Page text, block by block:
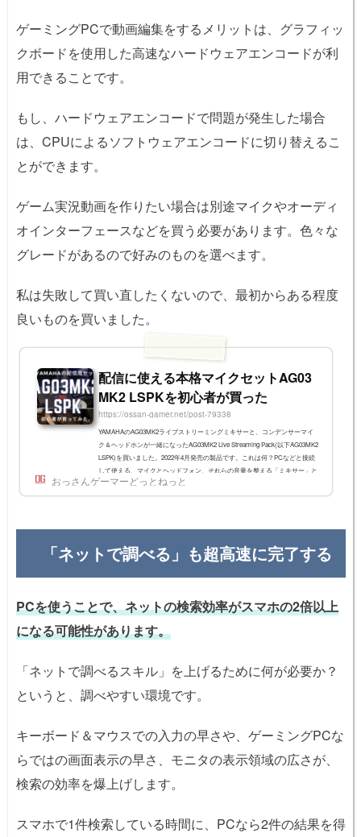
ゲーミングPCで動画編集をするメリットは、グラフィッ
クボードを使用した高速なハードウェアエンコードが利
用できることです。
もし、ハードウェアエンコードで問題が発生した場合
は、CPUによるソフトウェアエンコードに切り替えるこ
とができます。
ゲーム実況動画を作りたい場合は別途マイクやオーディ
オインターフェースなどを買う必要があります。色々な
グレードがあるので好みのものを選べます。
私は失敗して買い直したくないので、最初からある程度
良いものを買いました。
配信に使える本格マイクセットAG03
MK2 LSPKを初心者が買った
https://ossan-gamer.net/post-79338
YAMAHAのAG03MK2ライブストリーミングミキサーと、コンデンサーマイ
ク＆ヘッドホンが一緒になったAG03MK2 Live Streaming Pack(以下AG03MK2
LSPK)を買いました。2022年4月発売の製品です。これは何？PCなどと接続
して使える、マイクとヘッドフォン、それらの音量を整える「ミキサー」と
いう機材のセットです。YouTubeなどで動画を作成したり、ゲームを配信す
る時、VCをする時にきれいな音質で録ることができます。最初は安いヘッ
おっさんゲーマーどっとねっと
「ネットで調べる」も超高速に完了する
PCを使うことで、ネットの検索効率がスマホの2倍以上
になる可能性があります。
「ネットで調べるスキル」を上げるために何が必要か？
というと、調べやすい環境です。
キーボード＆マウスでの入力の早さや、ゲーミングPCな
らではの画面表示の早さ、モニタの表示領域の広さが、
検索の効率を爆上げします。
スマホで1件検索している時間に、PCなら2件の結果を得